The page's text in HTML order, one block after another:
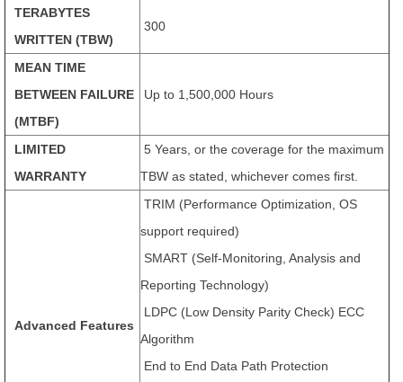
TERABYTES
WRITTEN (TBW)
300
MEAN TIME
BETWEEN FAILURE
(MTBF)
Up to 1,500,000 Hours
LIMITED
WARRANTY
5 Years, or the coverage for the maximum
TBW as stated, whichever comes first.
Advanced Features
TRIM (Performance Optimization, OS
support required)
SMART (Self-Monitoring, Analysis and
Reporting Technology)
LDPC (Low Density Parity Check) ECC
Algorithm
End to End Data Path Protection